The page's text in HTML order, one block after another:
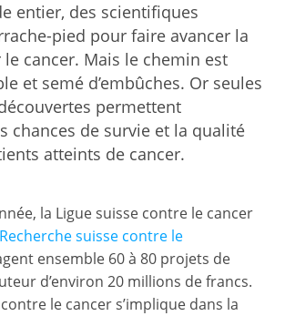
entier, des scientifiques
pied pour faire avancer la
cancer. Mais le chemin est
et semé d’embûches. Or seules
permettent
chances de survie et la qualité
atteints de cancer.
la Ligue suisse contre le cancer
suisse contre le
ensemble 60 à 80 projets de
d’environ 20 millions de francs.
le cancer s’implique dans la